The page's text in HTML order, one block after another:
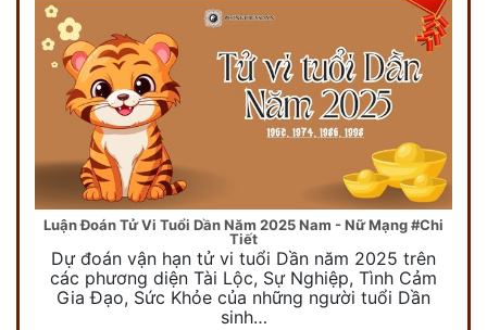
Luận Đoán Tử Vi Tuổi Dần Năm 2025 Nam - Nữ Mạng #Chi
Tiết
Dự đoán vận hạn tử vi tuổi Dần năm 2025 trên
các phương diện Tài Lộc, Sự Nghiệp, Tình Cảm
Gia Đạo, Sức Khỏe của những người tuổi Dần
sinh…